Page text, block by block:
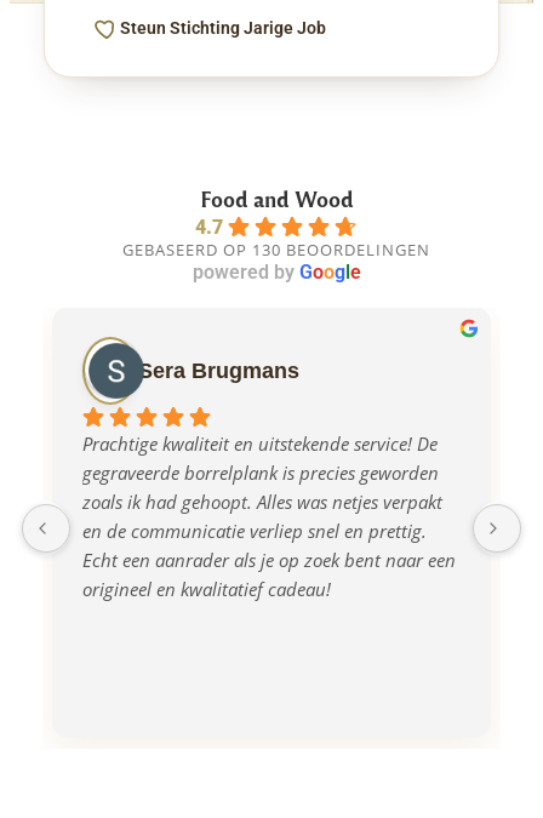
Steun Stichting Jarige Job
Food and Wood
4.7
GEBASEERD OP 130 BEOORDELINGEN
powered by Googl e
Sera Brugmans
Prachtige kwaliteit en uitstekende service! De
gegraveerde borrelplank is precies geworden
zoals ik had gehoopt. Alles was netjes verpakt
en de communicatie verliep snel en prettig.
Echt een aanrader als je op zoek bent naar een
origineel en kwalitatief cadeau!